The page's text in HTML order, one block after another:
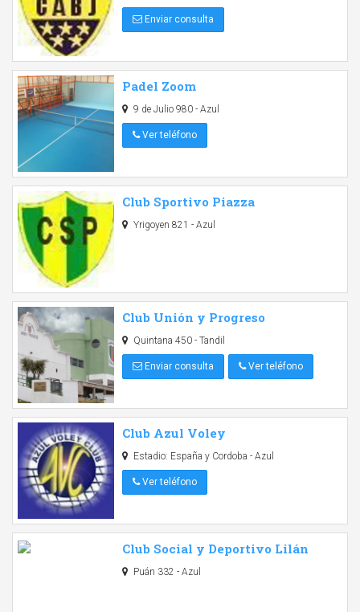
Enviar consulta
Padel Zoom
9 de Julio 980 - Azul
Ver teléfono
Club Sportivo Piazza
Yrigoyen 821 - Azul
Club Unión y Progreso
Quintana 450 - Tandil
Enviar consulta Ver teléfono
Club Azul Voley
Estadio: España y Cordoba - Azul
Ver teléfono
Club Social y Deportivo Lilán
Puán 332 - Azul